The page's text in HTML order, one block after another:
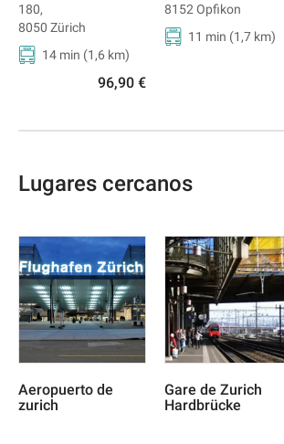
180,
8050 Zürich
14 min (1,6 km)
96,90 €
8152 Opfikon
11 min (1,7 km)
Lugares cercanos
Aeropuerto de
zurich
Gare de Zurich
Hardbrücke